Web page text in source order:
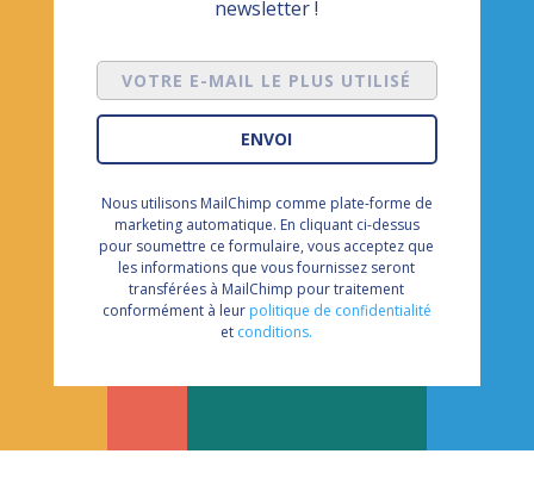
newsletter !
Votre
e-
le
utilisé
ENVOI
Nous utilisons MailChimp comme plate-forme de
marketing automatique. En cliquant ci-dessus
pour soumettre ce formulaire, vous acceptez que
les informations que vous fournissez seront
transférées à MailChimp pour traitement
conformément à leur politique de confidentialité
et conditions.